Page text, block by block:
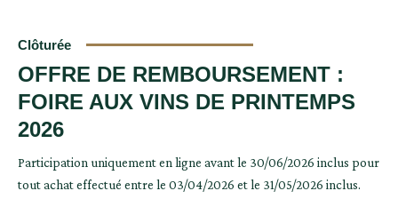
Clôturée
OFFRE DE REMBOURSEMENT :
FOIRE AUX VINS DE PRINTEMPS
2026
Participation uniquement en ligne avant le 30/06/2026 inclus pour
tout achat effectué entre le 03/04/2026 et le 31/05/2026 inclus.